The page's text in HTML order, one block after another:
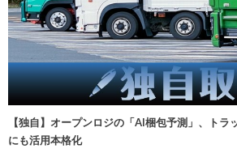
【独自】オープンロジの「AI梱包予測」、トラ
にも活用本格化